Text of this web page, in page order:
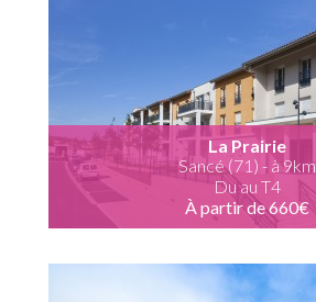
La Prairie
Sancé (71) - à 9km
Du au T4
À partir de 660€